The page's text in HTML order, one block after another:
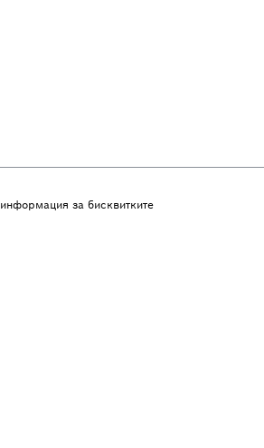
информация за бисквитките